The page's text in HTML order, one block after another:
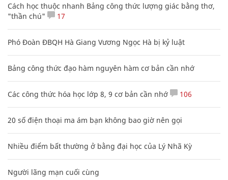
Cách học thuộc nhanh Bảng công thức lượng giác bằng thơ,
"thần chú"
17
Phó Đoàn ĐBQH Hà Giang Vương Ngọc Hà bị kỷ luật
Bảng công thức đạo hàm nguyên hàm cơ bản cần nhớ
Các công thức hóa học lớp 8, 9 cơ bản cần nhớ 106
20 số điện thoại ma ám bạn không bao giờ nên gọi
Nhiều điểm bất thường ở bằng đại học của Lý Nhã Kỳ
Người lãng mạn cuối cùng